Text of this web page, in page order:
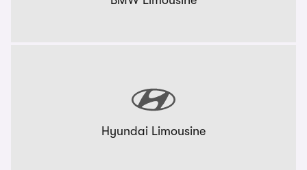
Hyundai Limousine